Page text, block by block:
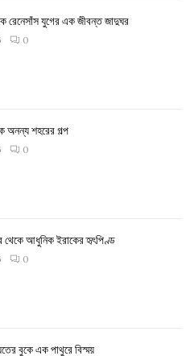
রেনেসাঁস যুগের এক জীবন্ত জাদুঘর
0
শহরের গল্প
0
থেকে আধুনিক ইরাকের হৃৎপিণ্ড
0
বুকে এক পাথুরে বিস্ময়